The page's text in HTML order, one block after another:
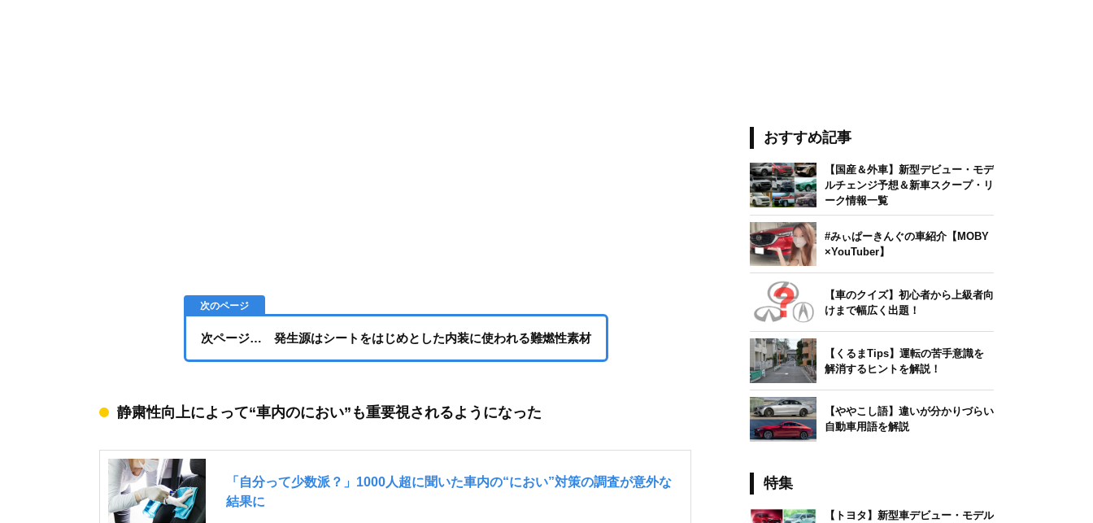
次ページ… 発生源はシートをはじめとした内装に使われる難燃性素材
静粛性向上によって“車内のにおい”も重要視されるようになった
おすすめ記事
【国産＆外車】新型デビュー・モデ
ルチェンジ予想＆新車スクープ・リ
ーク情報一覧
#みぃぱーきんぐの車紹介【MOBY
×YouTuber】
【車のクイズ】初心者から上級者向
けまで幅広く出題！
【くるまTips】運転の苦手意識を
解消するヒントを解説！
【ややこし語】違いが分かりづらい
自動車用語を解説
特集
【トヨタ】新型車デビュー・モデル